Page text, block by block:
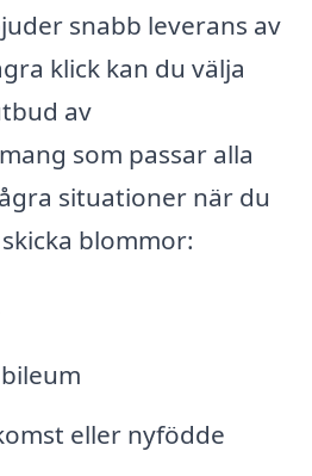
snabb leverans av
klick kan du välja
av
som passar alla
situationer när du
blommor:
eller nyfödde